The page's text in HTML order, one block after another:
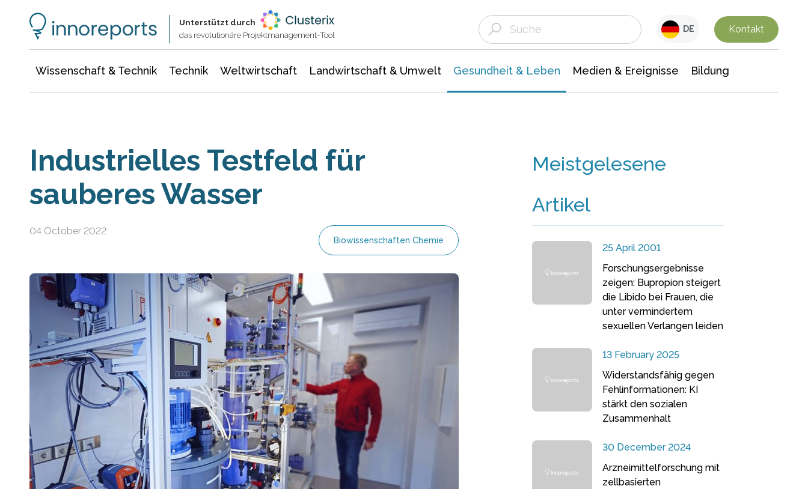
Unterstützt durch
das revolutionäre Projektmanagement-Tool
DE Kontakt
Wissenschaft & Technik Technik Weltwirtschaft Landwirtschaft & Umwelt Gesundheit & Leben Medien & Ereignisse Bildung
Industrielles Testfeld für
sauberes Wasser
04 October 2022
Biowissenschaften Chemie
Meistgelesene
Artikel
25 April 2001
Forschungsergebnisse
zeigen: Bupropion steigert
die Libido bei Frauen, die
unter vermindertem
sexuellen Verlangen leiden
13 February 2025
Widerstandsfähig gegen
Fehlinformationen: KI
stärkt den sozialen
Zusammenhalt
30 December 2024
Arzneimittelforschung mit
zellbasierten